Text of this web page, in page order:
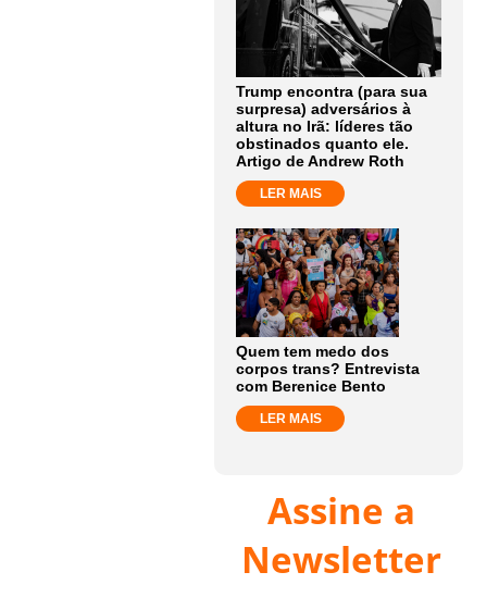
Trump encontra (para sua
surpresa) adversários à
altura no Irã: líderes tão
obstinados quanto ele.
Artigo de Andrew Roth
LER MAIS
Quem tem medo dos
corpos trans? Entrevista
com Berenice Bento
LER MAIS
Assine a
Newsletter